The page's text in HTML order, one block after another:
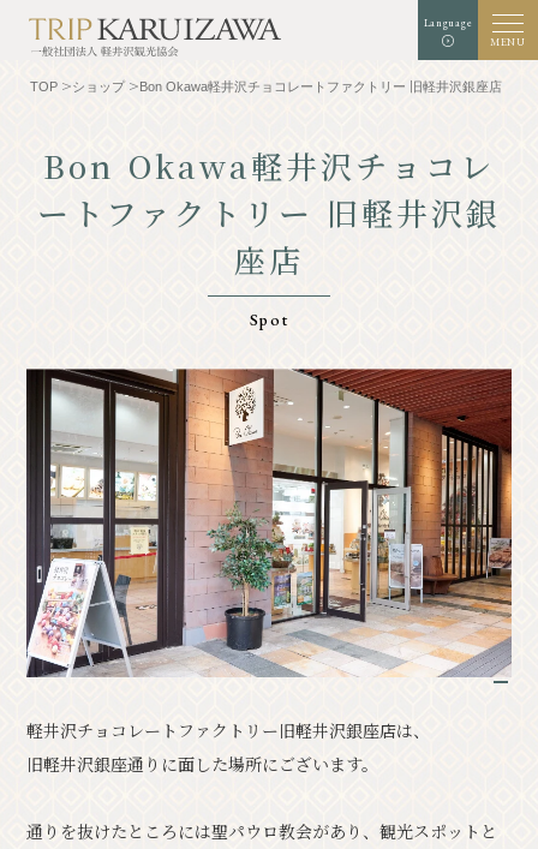
Language
MENU
背景色 白 黒 青
文字
サイズ
拡大 標準
軽井沢を知る
⾃然
リゾート
クラシック
体験・アート
ショップ
モデルコース
イベント情報
お知らせ アクセス
パンフレット⼀覧
観光案内所
観光協会について
軽井沢観光会館利⽤お申し込み
TOP ショップ Bon Okawa軽井沢チョコレートファクトリー 旧軽井沢銀座店
Bon Okawa軽井沢チョコレ
ートファクトリー 旧軽井沢銀
座店
Spot
軽井沢チョコレートファクトリー旧軽井沢銀座店は、
旧軽井沢銀座通りに面した場所にございます。
通りを抜けたところには聖パウロ教会があり、観光スポットと